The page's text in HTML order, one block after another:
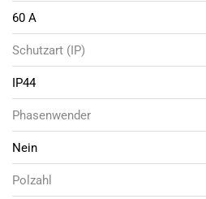
60 A
Schutzart (IP)
IP44
Phasenwender
Nein
Polzahl